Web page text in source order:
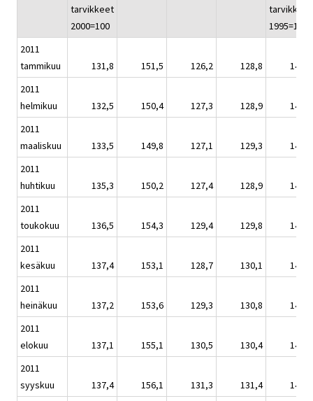
tarvikkeet
2000=100
tarvikkeet
1995=100
2011
tammikuu
131,8 151,5 126,2 128,8
141,9
2011
helmikuu
132,5 150,4 127,3 128,9
142,6
2011
maaliskuu
133,5 149,8 127,1 129,3
143,7
2011
huhtikuu
135,3 150,2 127,4 128,9
145,6
2011
toukokuu
136,5 154,3 129,4 129,8
146,9
2011
kesäkuu
137,4 153,1 128,7 130,1
147,9
2011
heinäkuu
137,2 153,6 129,3 130,8
147,7
2011
elokuu
137,1 155,1 130,5 130,4
147,5
2011
syyskuu
137,4 156,1 131,3 131,4
147,9